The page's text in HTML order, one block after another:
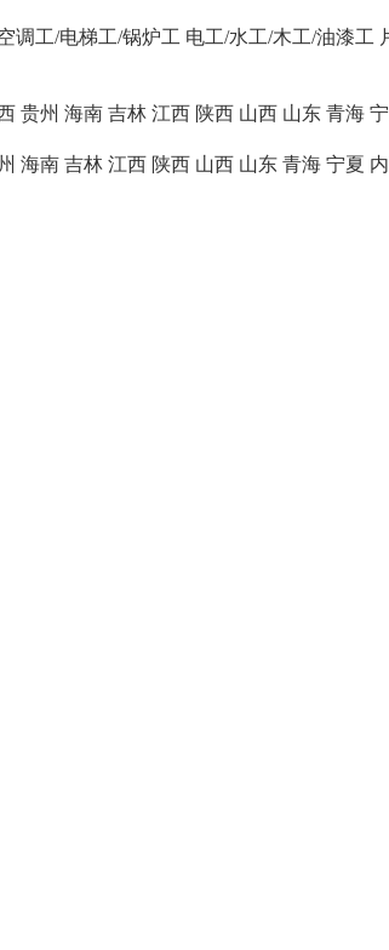
调工/电梯工/锅炉工 电工/水工/木工/油漆工
贵州 海南 吉林 江西 陕西 山西 山东 青海
海南 吉林 江西 陕西 山西 山东 青海 宁夏